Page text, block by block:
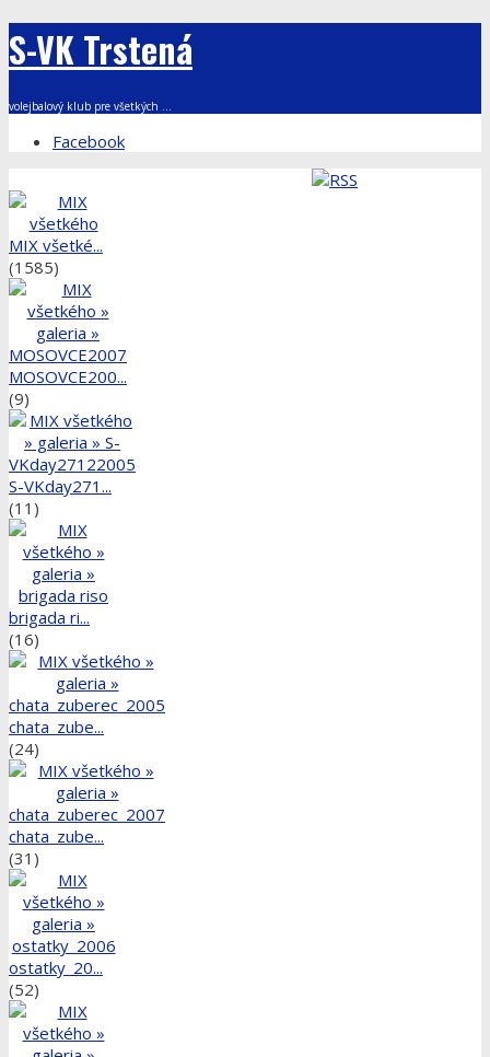
S-VK Trstená
volejbalový klub pre všetkých ...
Facebook
MIX všetké...
(1585)
MOSOVCE200...
(9)
S-VKday271...
(11)
brigada ri...
(16)
chata_zube...
(24)
chata_zube...
(31)
ostatky_20...
(52)